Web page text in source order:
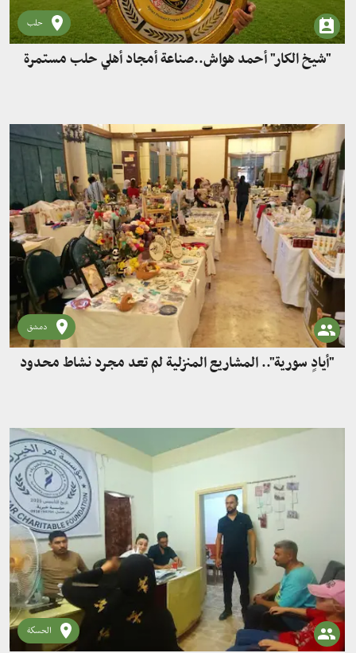
حلب
"شيخ الكار" أحمد هواش..صناعة أمجاد أهلي حلب مستمرة
دمشق
"أيادٍ سورية".. المشاريع المنزلية لم تعد مجرد نشاط محدود
الحسكة